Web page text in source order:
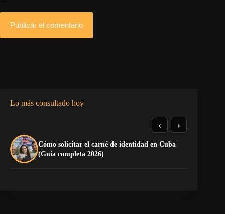
Publicar el comentario
Lo más consultado hoy
Cómo solicitar el carné de identidad en Cuba
(Guía completa 2026)
‹ ›